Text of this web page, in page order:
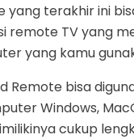
yang terakhir ini
remote TV yang
yang kamu
Remote bisa
Windows,
cukup